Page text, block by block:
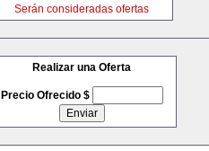
Serán consideradas ofertas
Realizar una Oferta
Precio Ofrecido $